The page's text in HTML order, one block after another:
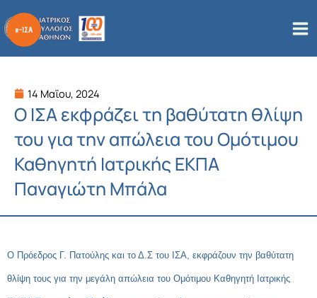
στο
περιεχόμενο
14 Μαΐου, 2024
Ο ΙΣΑ εκφράζει τη βαθύτατη θλίψη
του για την απώλεια του Ομότιμου
Καθηγητή Ιατρικής ΕΚΠΑ
Παναγιώτη Μπάλα
Ο Πρόεδρος Γ. Πατούλης και το Δ.Σ του ΙΣΑ, εκφράζουν την βαθύτατη
θλίψη τους για την μεγάλη απώλεια του Ομότιμου Καθηγητή Ιατρικής